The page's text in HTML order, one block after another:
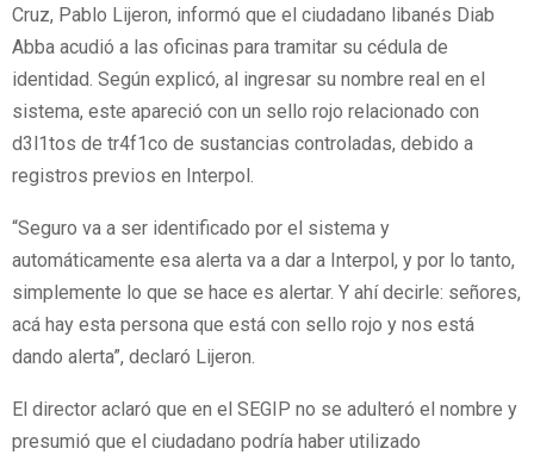
Cruz, Pablo Lijeron, informó que el ciudadano libanés Diab
Abba acudió a las oficinas para tramitar su cédula de
identidad. Según explicó, al ingresar su nombre real en el
sistema, este apareció con un sello rojo relacionado con
d3l1tos de tr4f1co de sustancias controladas, debido a
registros previos en Interpol.
“Seguro va a ser identificado por el sistema y
automáticamente esa alerta va a dar a Interpol, y por lo tanto,
simplemente lo que se hace es alertar. Y ahí decirle: señores,
acá hay esta persona que está con sello rojo y nos está
dando alerta”, declaró Lijeron.
El director aclaró que en el SEGIP no se adulteró el nombre y
presumió que el ciudadano podría haber utilizado